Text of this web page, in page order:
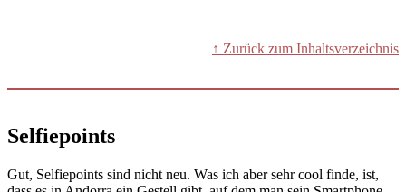
↑ Zurück zum Inhaltsverzeichnis
Selfiepoints
Gut, Selfiepoints sind nicht neu. Was ich aber sehr cool finde, ist,